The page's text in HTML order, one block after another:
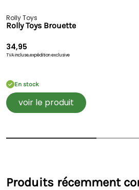
Rolly Toys
Rolly Toys Brouette
34,95
TVA incluse,expédition exclusive
En stock
voir le produit
Produits récemment